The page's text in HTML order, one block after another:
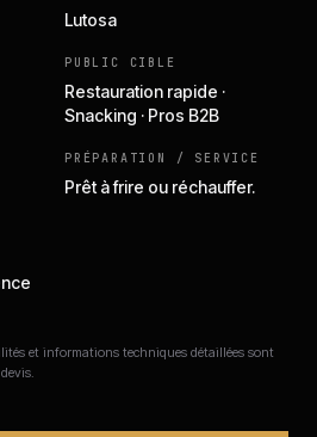
Lutosa
PUBLIC CIBLE
Restauration rapide ·
Snacking · Pros B2B
PRÉPARATION / SERVICE
Prêt à frire ou réchauffer.
et informations techniques détaillées sont